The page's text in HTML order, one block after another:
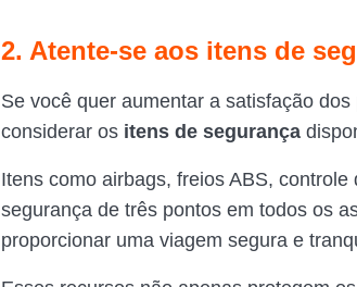
2. Atente-se aos itens de
Se você quer aumentar a satisfação
considerar os itens de segurança
Itens como airbags, freios ABS,
segurança de três pontos em todos os
proporcionar uma viagem segura e